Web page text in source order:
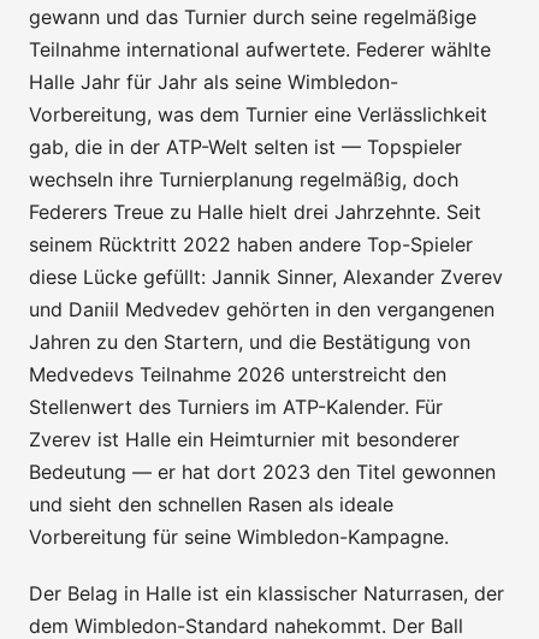
gewann und das Turnier durch seine regelmäßige
Teilnahme international aufwertete. Federer wählte
Halle Jahr für Jahr als seine Wimbledon-
Vorbereitung, was dem Turnier eine Verlässlichkeit
gab, die in der ATP-Welt selten ist — Topspieler
wechseln ihre Turnierplanung regelmäßig, doch
Federers Treue zu Halle hielt drei Jahrzehnte. Seit
seinem Rücktritt 2022 haben andere Top-Spieler
diese Lücke gefüllt: Jannik Sinner, Alexander Zverev
und Daniil Medvedev gehörten in den vergangenen
Jahren zu den Startern, und die Bestätigung von
Medvedevs Teilnahme 2026 unterstreicht den
Stellenwert des Turniers im ATP-Kalender. Für
Zverev ist Halle ein Heimturnier mit besonderer
Bedeutung — er hat dort 2023 den Titel gewonnen
und sieht den schnellen Rasen als ideale
Vorbereitung für seine Wimbledon-Kampagne.
Der Belag in Halle ist ein klassischer Naturrasen, der
dem Wimbledon-Standard nahekommt. Der Ball